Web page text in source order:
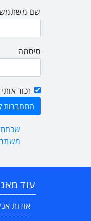
שם משתמש
סיסמה
זכור אותי
עוד
אודות